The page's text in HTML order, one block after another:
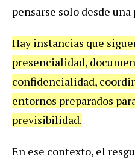
pensarse solo desde
Hay instancias que
presencialidad,
confidencialidad,
entornos preparados
previsibilidad.
En ese contexto, el